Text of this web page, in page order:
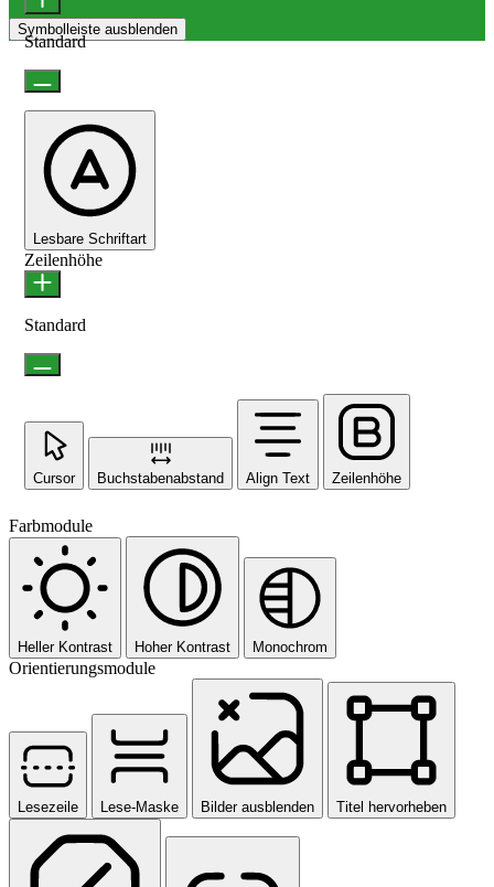
Symbolleiste ausblenden
Standard
Lesbare Schriftart
Zeilenhöhe
Standard
Cursor Buchstabenabstand Align Text Zeilenhöhe
Farbmodule
Heller Kontrast Hoher Kontrast Monochrom
Orientierungsmodule
Lesezeile Lese-Maske Bilder ausblenden Titel hervorheben